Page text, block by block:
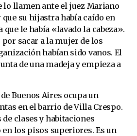
lo llamen ante el juez Mariano
su hijastra había caído en
que le había «lavado la cabeza».
sacar a la mujer de los
habían sido vanos. El
de una madeja y empieza a
Buenos Aires ocupa un
en el barrio de Villa Crespo.
de clases y habitaciones
los pisos superiores. Es un